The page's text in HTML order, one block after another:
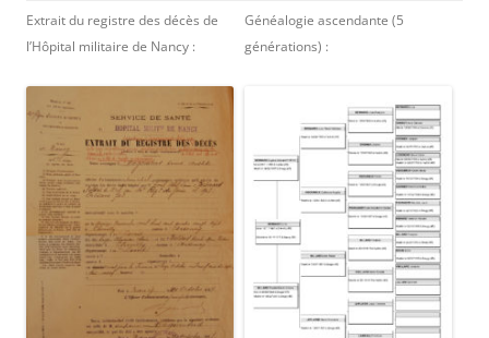
Extrait du registre des décès de
l’Hôpital militaire de Nancy :
Généalogie ascendante (5
générations) :